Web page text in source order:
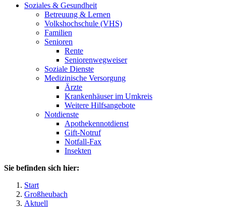
Soziales & Gesundheit
Betreuung & Lernen
Volkshochschule (VHS)
Familien
Senioren
Rente
Seniorenwegweiser
Soziale Dienste
Medizinische Versorgung
Ärzte
Krankenhäuser im Umkreis
Weitere Hilfsangebote
Notdienste
Apothekennotdienst
Gift-Notruf
Notfall-Fax
Insekten
Sie befinden sich hier:
Start
Großheubach
Aktuell